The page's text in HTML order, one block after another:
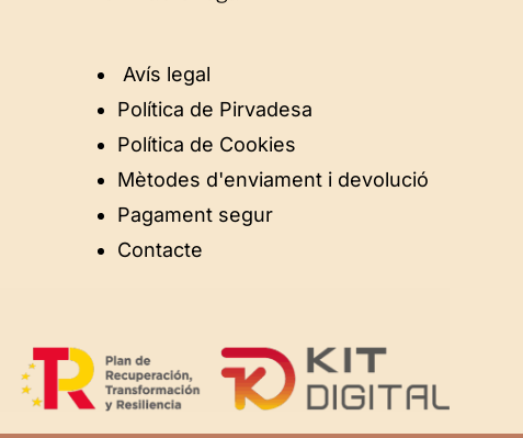
Avís legal
Política de Pirvadesa
Política de Cookies
Mètodes d'enviament i devolució
Pagament segur
Contacte